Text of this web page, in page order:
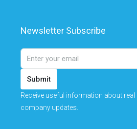
Newsletter Subscribe
Submit
Receive useful information about real
company updates.